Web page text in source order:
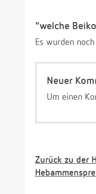
"welche
Es wurden
Neuer
Um einen
Zurück zu der